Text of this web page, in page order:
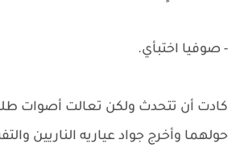
- صوفيا اختبأي.
كادت أن تتحدث ولكن تعالت أصوات
حولهما وأخرج جواد عياريه الناريين